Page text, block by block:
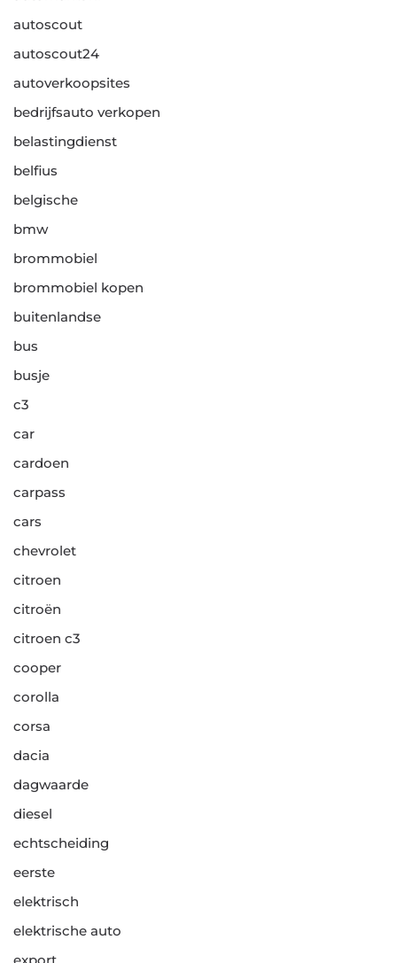
autoscout
autoscout24
autoverkoopsites
bedrijfsauto verkopen
belastingdienst
belfius
belgische
bmw
brommobiel
brommobiel kopen
buitenlandse
bus
busje
c3
car
cardoen
carpass
cars
chevrolet
citroen
citroën
citroen c3
cooper
corolla
corsa
dacia
dagwaarde
diesel
echtscheiding
eerste
elektrisch
elektrische auto